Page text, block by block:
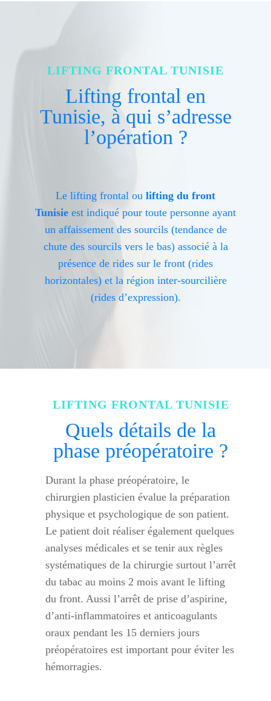
LIFTING FRONTAL TUNISIE
Lifting frontal en
Tunisie, à qui s’adresse
l’opération ?
Le lifting frontal ou lifting du front
Tunisie est indiqué pour toute personne ayant
un affaissement des sourcils (tendance de
chute des sourcils vers le bas) associé à la
présence de rides sur le front (rides
horizontales) et la région inter-sourcilière
(rides d’expression).
LIFTING FRONTAL TUNISIE
Quels détails de la
phase préopératoire ?
Durant la phase préopératoire, le
chirurgien plasticien évalue la préparation
physique et psychologique de son patient.
Le patient doit réaliser également quelques
analyses médicales et se tenir aux règles
systématiques de la chirurgie surtout l’arrêt
du tabac au moins 2 mois avant le lifting
du front. Aussi l’arrêt de prise d’aspirine,
d’anti-inflammatoires et anticoagulants
oraux pendant les 15 derniers jours
préopératoires est important pour éviter les
hémorragies.